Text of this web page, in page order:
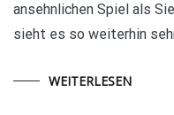
ansehnlichen Spiel als
sieht es so weiterhin
WEITERLESEN